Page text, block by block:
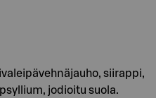
siirappi,
jodioitu suola.